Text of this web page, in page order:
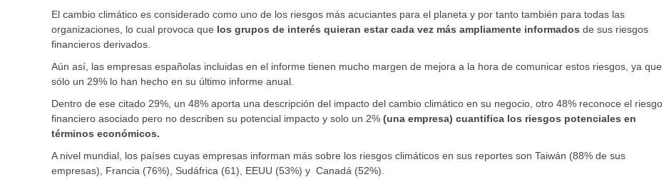
El cambio climático es considerado como uno de los riesgos más acuciantes para el planeta y por tanto también para todas las
organizaciones, lo cual provoca que los grupos de interés quieran estar cada vez más ampliamente informados de sus riesgos
financieros derivados.
Aún así, las empresas españolas incluidas en el informe tienen mucho margen de mejora a la hora de comunicar estos riesgos, ya que
sólo un 29% lo han hecho en su último informe anual.
Dentro de ese citado 29%, un 48% aporta una descripción del impacto del cambio climático en su negocio, otro 48% reconoce el riesgo
financiero asociado pero no describen su potencial impacto y solo un 2% (una empresa) cuantifica los riesgos potenciales en
términos económicos.
A nivel mundial, los países cuyas empresas informan más sobre los riesgos climáticos en sus reportes son Taiwán (88% de sus
empresas), Francia (76%), Sudáfrica (61), EEUU (53%) y Canadá (52%).